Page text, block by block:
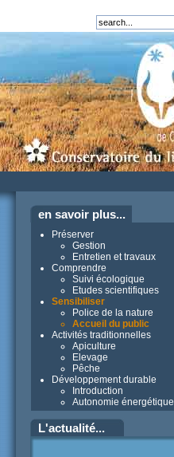
en savoir plus...
Préserver
Gestion
Entretien et travaux
Comprendre
Suivi écologique
Etudes scientifiques
Sensibiliser
Police de la nature
Accueil du public
Activités traditionnelles
Apiculture
Elevage
Pêche
Développement durable
Introduction
Autonomie énergétique
L'actualité...